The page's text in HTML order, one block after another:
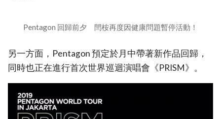
Pentagon 回歸前夕 閆桉再度因健康問題暫停活動！
另一方面，Pentagon 預定於月中帶著新作品回歸，
同時也正在進行首次世界巡迴演唱會《PRISM》。